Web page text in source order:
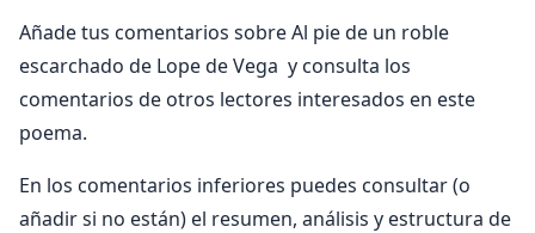
Añade tus comentarios sobre Al pie de un roble
escarchado de Lope de Vega y consulta los
comentarios de otros lectores interesados en este
poema.
En los comentarios inferiores puedes consultar (o
añadir si no están) el resumen, análisis y estructura de